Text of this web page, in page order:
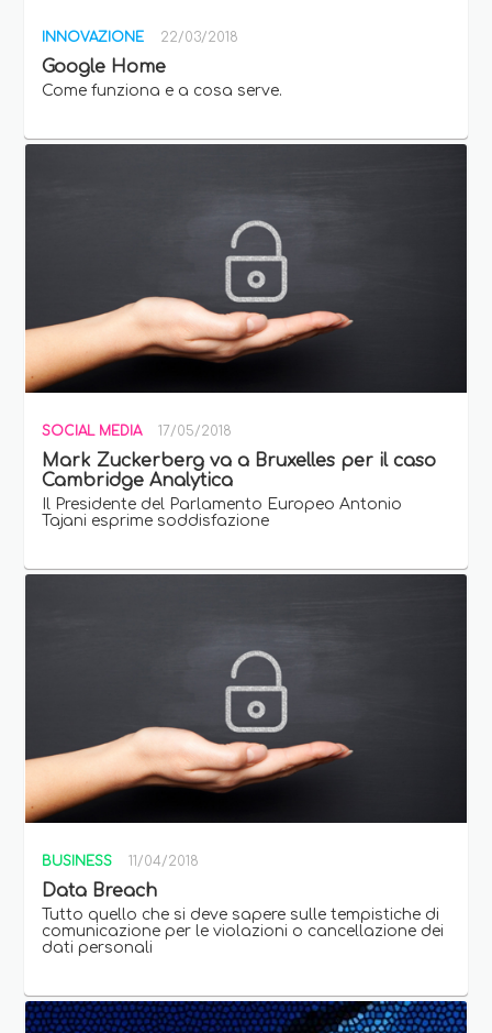
INNOVAZIONE 22/03/2018
Google Home
Come funziona e a cosa serve.
SOCIAL MEDIA 17/05/2018
Mark Zuckerberg va a Bruxelles per il caso
Cambridge Analytica
Il Presidente del Parlamento Europeo Antonio
Tajani esprime soddisfazione
BUSINESS 11/04/2018
Data Breach
Tutto quello che si deve sapere sulle tempistiche di
comunicazione per le violazioni o cancellazione dei
dati personali